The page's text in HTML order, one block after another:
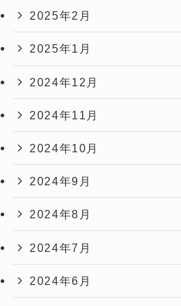
2025年2月
2025年1月
2024年12月
2024年11月
2024年10月
2024年9月
2024年8月
2024年7月
2024年6月